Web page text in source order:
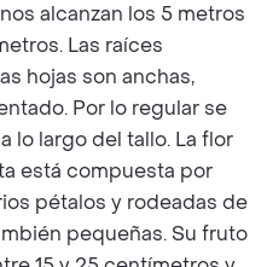
alcanzan los 5 metros
Las raíces
hojas son anchas,
Por lo regular se
lo largo del tallo. La flor
está compuesta por
pétalos y rodeadas de
pequeñas. Su fruto